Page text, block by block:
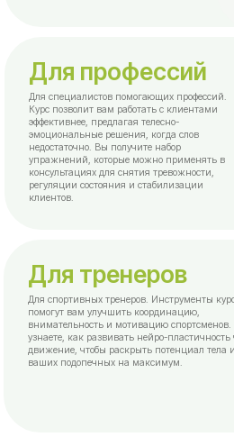
Для тренеров
⠀⠀⠀⠀Узнать больше о курсе
Для спортивных тренеров. Инструменты курса
помогут вам улучшить координацию,
внимательность и мотивацию спортсменов. Вы
узнаете, как развивать нейро-пластичность
движение, чтобы раскрыть потенциал тела и ума
ваших подопечных на максимум.
С какими
вы приходите